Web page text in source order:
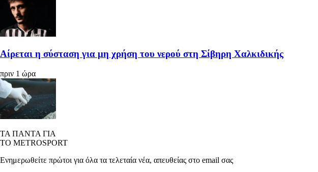
Αίρεται η σύσταση για μη χρήση του νερού στη Σίβηρη Χαλκιδικής
πριν 1 ώρα
ΤΑ ΠΑΝΤΑ ΓΙΑ
ΤΟ METROSPORT
Ενημερωθείτε πρώτοι για όλα τα τελεταία νέα, απευθείας στο email σας